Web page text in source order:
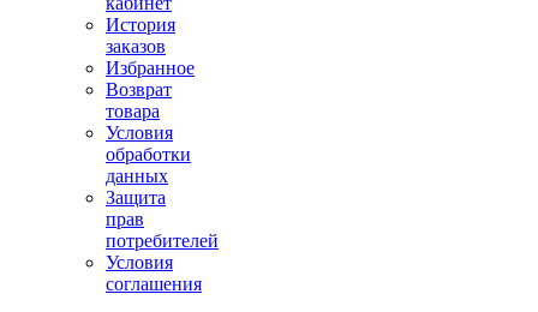
История
заказов
Избранное
Возврат
товара
Условия
обработки
данных
Защита
прав
потребителей
Условия
соглашения